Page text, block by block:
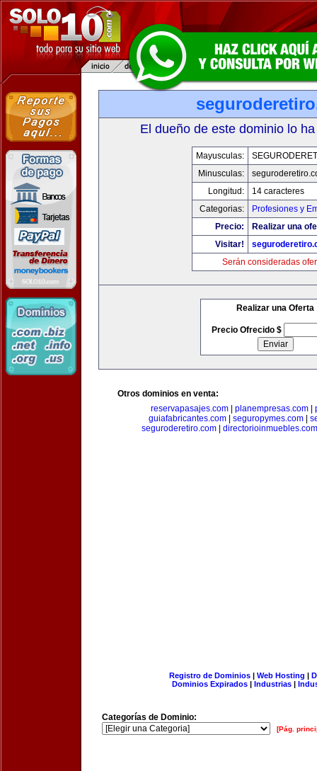
El dueño de este dominio lo
Mayusculas:
Minusculas:
Longitud:
14 caracteres
Categorias:
Profesiones y
Precio:
Realizar una
Visitar!
Serán consideradas
Realizar una Oferta
Precio Ofrecido $
Otros dominios en venta:
reservapasajes.com
planempresas.com
guiafabricantes.com| seguropymes.com|
seguroderetiro.com| directorioinmuebles.com
Registro de Dominios| Web Hosting |
Dominios Expirados | Industrias |
Categorías de Dominio:
[Pág.